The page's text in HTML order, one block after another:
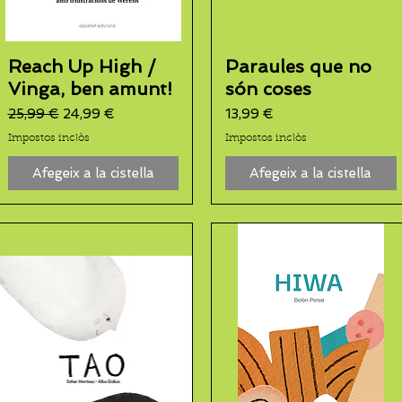
Reach Up High /
Vinga, ben amunt!
Preu normal
25,99 € Preu d'oferta
24,99 €
Impostos inclòs
Afegeix a la cistella
Paraules que no
són coses
Preu
13,99 €
Impostos inclòs
Afegeix a la cistella